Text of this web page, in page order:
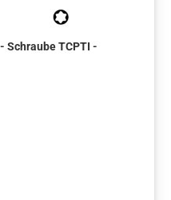
Schraube TCPTI -